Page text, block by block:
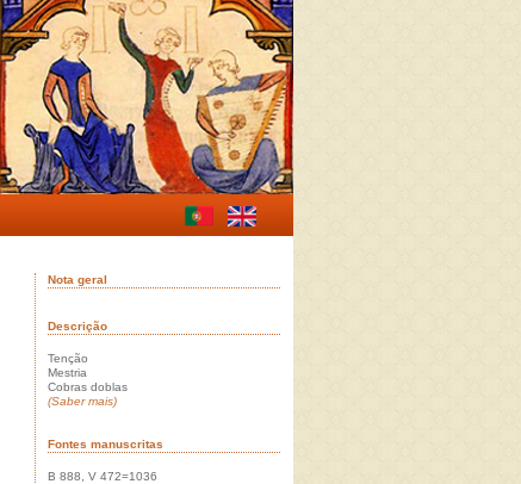
Nota geral
Descrição
Tenção
Mestria
Cobras doblas
(Saber mais)
Fontes manuscritas
B 888, V 472=1036